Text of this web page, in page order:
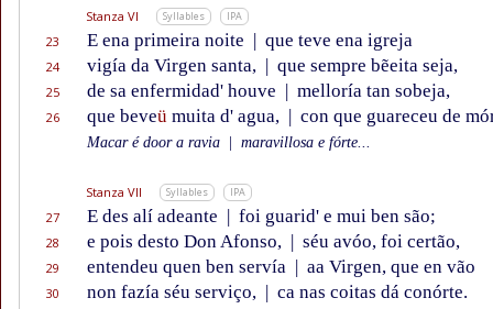
Stanza VI Syllables IPA
23 E ena primeira noite | que teve ena igreja
24 vigía da Virgen santa, | que sempre bẽeita seja,
25 de sa enfermidad' houve | melloría tan sobeja,
26 que beveü muita d' agua, | con que guareceu de
Macar é door a ravia maravillosa e fórte...
Stanza VII Syllables IPA
27 E des alí adeante | foi guarid' e mui ben são;
28 e pois desto Don Afonso, | séu avóo, foi certão,
29 entendeu quen ben servía | aa Virgen, que en vão
30 non fazía séu serviço, | ca nas coitas dá conórte.